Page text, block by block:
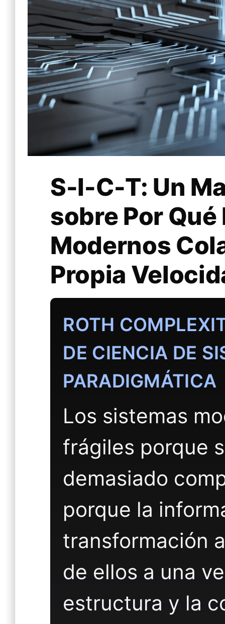
S-I-C-T: Un
sobre Por
Modernos
Propia
ROTH
DE CIENCIA DE
PARADIGMÁTICA
Los sistemas
frágiles porque
demasiado
porque la
transformación
de ellos a una
estructura y la